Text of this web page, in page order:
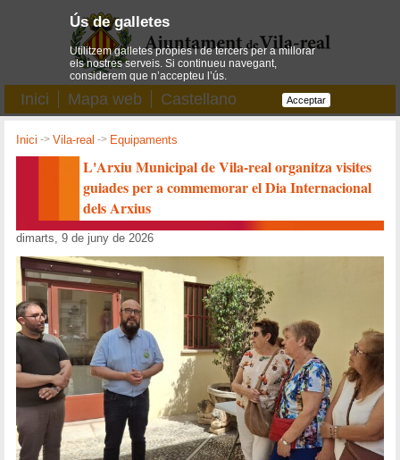
Inici Mapa web Castellano
Inici ->Vila-real -> Equipaments
L'Arxiu Municipal de Vila-real organitza visites
guiades per a commemorar el Dia Internacional
dels Arxius
dimarts, 9 de juny de 2026
Ús de galletes
Utilitzem galletes pròpies i de tercers per a millorar
els nostres serveis. Si continueu navegant,
considerem que n’accepteu l’ús.
Acceptar